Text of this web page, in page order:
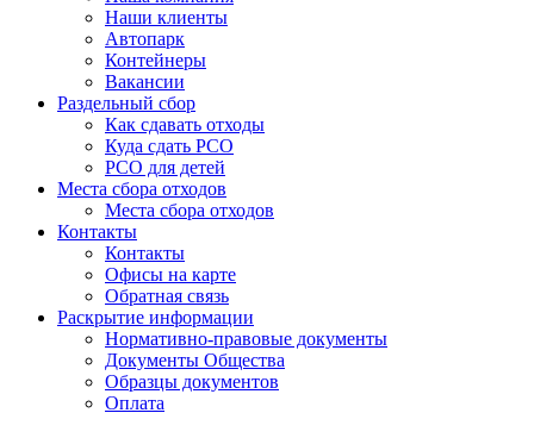
Наши клиенты
Автопарк
Контейнеры
Вакансии
Раздельный сбор
Как сдавать отходы
Куда сдать РСО
РСО для детей
Места сбора отходов
Места сбора отходов
Контакты
Контакты
Офисы на карте
Обратная связь
Раскрытие информации
Нормативно-правовые документы
Документы Общества
Образцы документов
Оплата